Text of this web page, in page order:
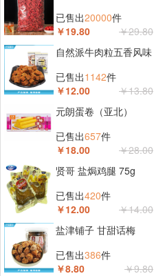
已售出20000件
￥19.80
￥29.80
自然派牛肉粒五香风味
已售出1142件
￥12.00
￥13.80
元朗蛋卷（亚北）
已售出657件
￥18.00
￥28.00
贤哥 盐焗鸡腿 75g
已售出420件
￥12.00
￥14.00
盐津铺子 甘甜话梅
已售出386件
￥8.80
￥9.80